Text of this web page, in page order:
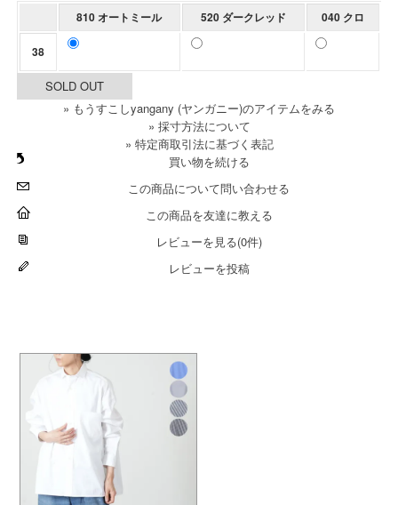
» 採寸方法について
» 特定商取引法に基づく表記
買い物を続ける
この商品について問い合わせる
この商品を友達に教える
レビューを見る(0件)
レビューを投稿
810 オートミール 520 ダークレッド 040 クロ
38
SOLD OUT
» もうすこしyangany (ヤンガニー)のアイテムをみる